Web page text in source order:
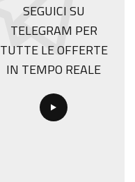
SEGUICI SU
TELEGRAM PER
TUTTE LE OFFERTE
IN TEMPO REALE